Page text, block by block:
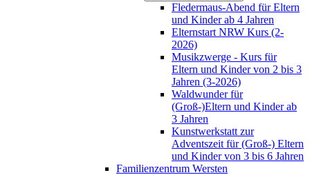
Fledermaus-Abend für Eltern
und Kinder ab 4 Jahren
Elternstart NRW Kurs (2-
2026)
Musikzwerge - Kurs für
Eltern und Kinder von 2 bis 3
Jahren (3-2026)
Waldwunder für
(Groß-)Eltern und Kinder ab
3 Jahren
Kunstwerkstatt zur
Adventszeit für (Groß-) Eltern
und Kinder von 3 bis 6 Jahren
Familienzentrum Wersten